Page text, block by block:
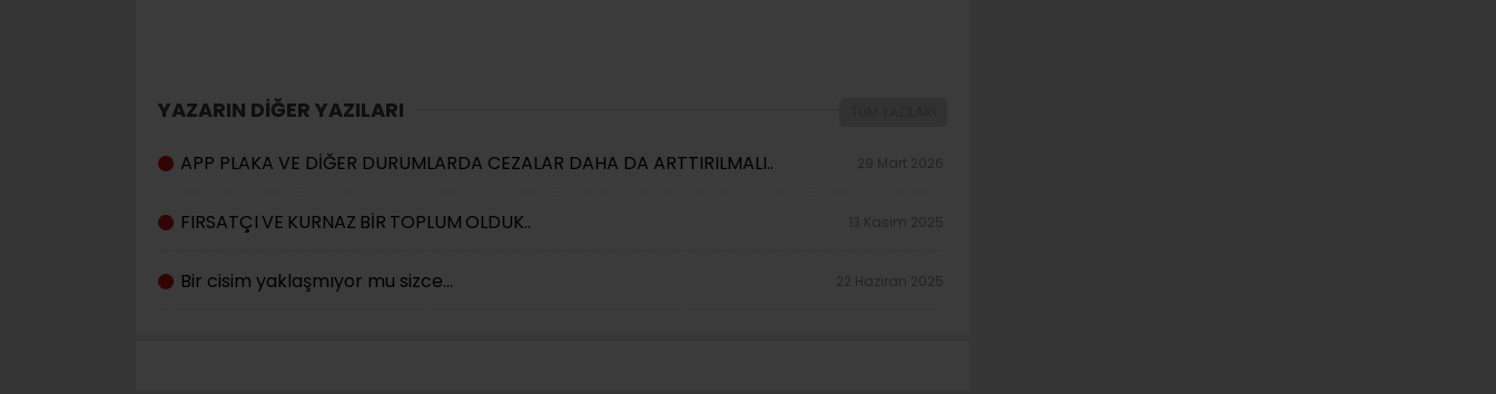
YAZARIN DİĞER YAZILARI
APP PLAKA VE DİĞER DURUMLARDA CEZALAR DAHA DA ARTTIRILMALI.. 29 Mart 2026
FIRSATÇI VE KURNAZ BİR TOPLUM OLDUK.. 13 Kasım 2025
Bir cisim yaklaşmıyor mu sizce… 22 Haziran 2025